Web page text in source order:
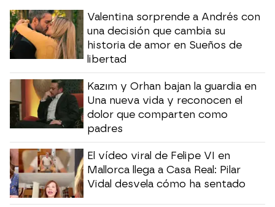
Valentina sorprende a Andrés con
una decisión que cambia su
historia de amor en Sueños de
libertad
Kazım y Orhan bajan la guardia en
Una nueva vida y reconocen el
dolor que comparten como
padres
El vídeo viral de Felipe VI en
Mallorca llega a Casa Real: Pilar
Vidal desvela cómo ha sentado